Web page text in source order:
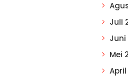
Juli
Juni
Mei
April